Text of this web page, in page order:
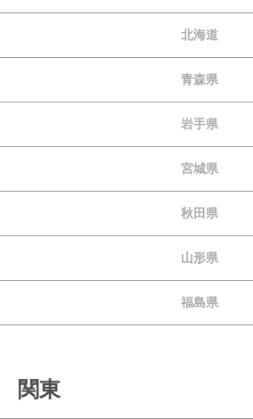
北海道
青森県
岩手県
宮城県
秋田県
山形県
福島県
関東